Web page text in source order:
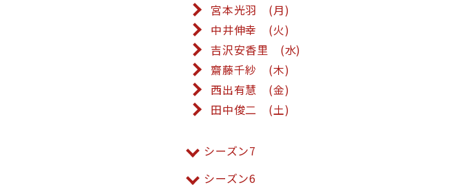
宮本光羽 (月)
中井伸幸 (火)
吉沢安香里 (水)
齋藤千紗 (木)
西出有慧 (金)
田中俊二 (土)
シーズン7
シーズン6